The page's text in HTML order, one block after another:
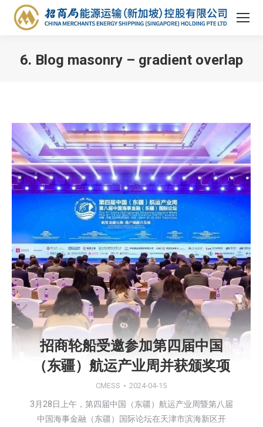
6. Blog masonry – gradient overlap
招商轮船受邀参加第四届中国
（东疆）航运产业周并获颁奖项
CMESS 2024-04-15
3月28日上午，第四届中国（东疆）航运产业周暨第八届
中国海事金融（东疆）国际论坛在天津市滨海新区开